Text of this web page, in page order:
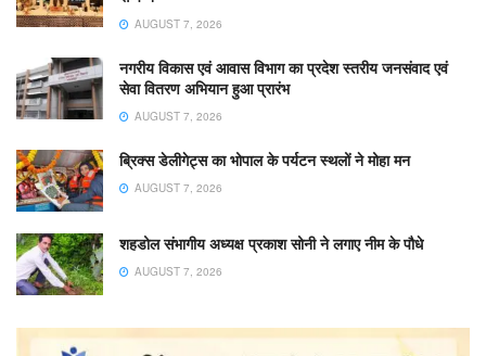
AUGUST 7, 2026
नगरीय विकास एवं आवास विभाग का प्रदेश स्तरीय जनसंवाद एवं
सेवा वितरण अभियान हुआ प्रारंभ
AUGUST 7, 2026
ब्रिक्स डेलीगेट्स का भोपाल के पर्यटन स्थलों ने मोहा मन
AUGUST 7, 2026
शहडोल संभागीय अध्यक्ष प्रकाश सोनी ने लगाए नीम के पौधे
AUGUST 7, 2026